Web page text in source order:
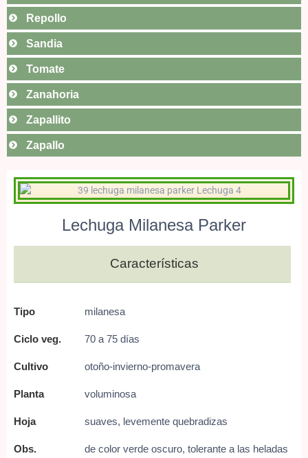
Repollo
Sandia
Tomate
Zanahoria
Zapallito
Zapallo
Lechuga Milanesa Parker
Características
Tipo
Ciclo veg.
Cultivo
Planta
Hoja
Obs.
milanesa
70 a 75 días
otoño-invierno-promavera
voluminosa
suaves, levemente quebradizas
de color verde oscuro, tolerante a las heladas